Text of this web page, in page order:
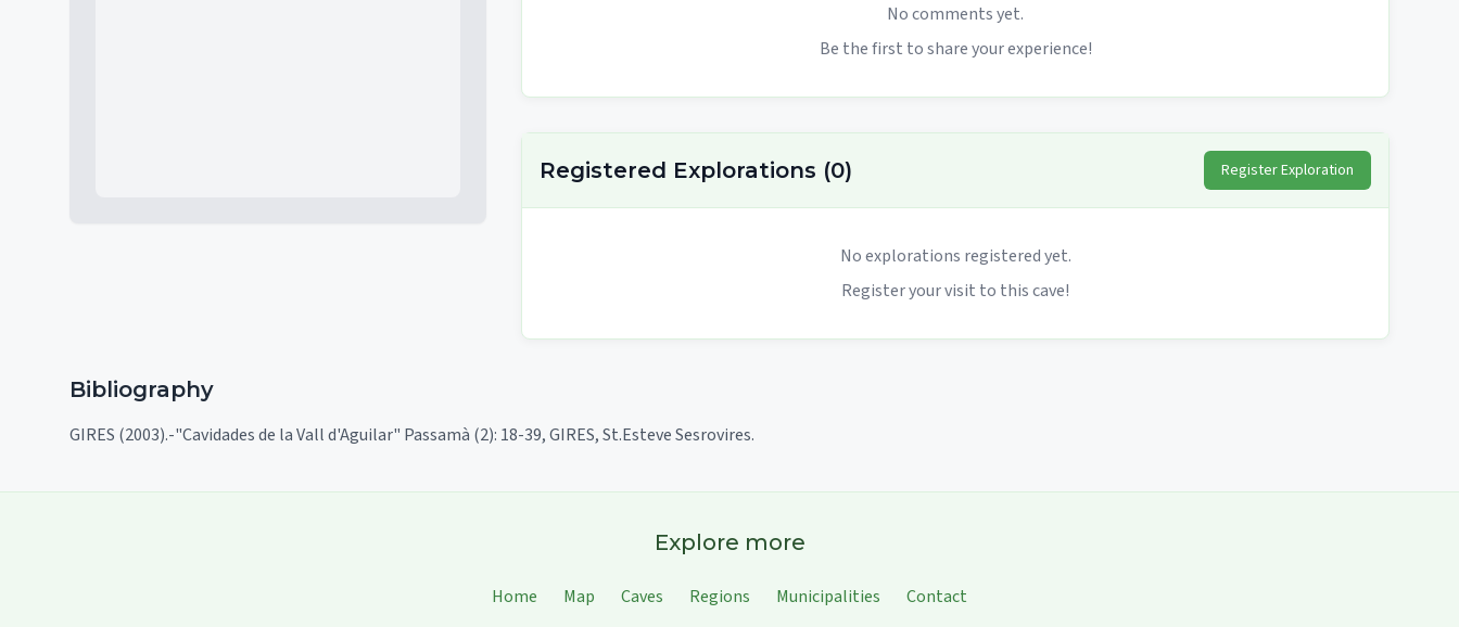
No comments yet.
Be the first to share your experience!
Registered Explorations (0) Register Exploration
No explorations registered yet.
Register your visit to this cave!
Bibliography
GIRES (2003).-"Cavidades de la Vall d'Aguilar" Passamà (2): 18-39, GIRES, St.Esteve Sesrovires.
Explore more
Home Map Caves Regions Municipalities Contact